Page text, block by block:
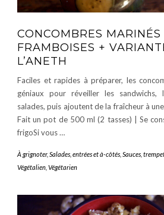
CONCOMBRES MARINÉS
FRAMBOISES +
L’ANETH
Faciles et rapides à préparer, les
géniaux pour réveiller les
salades, puis ajoutent de la fraîcheur à
Fait un pot de 500 ml (2 tasses) | Se
frigoSi vous …
À grignoter, Salades, entrées et à-côtés Sauces,
Végétalien Végétarien